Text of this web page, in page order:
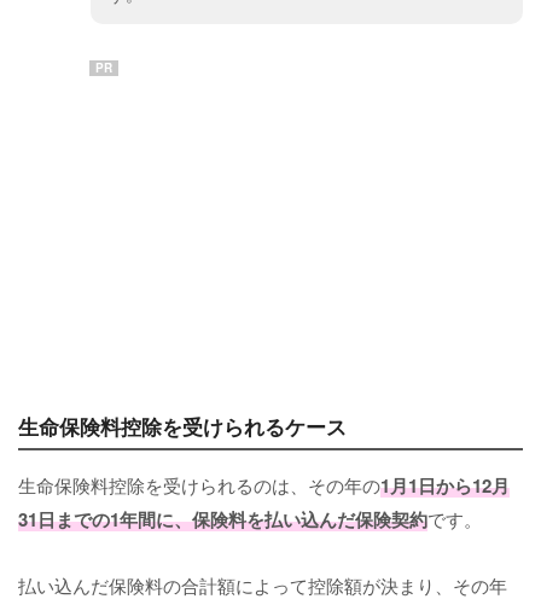
PR
生命保険料控除を受けられるケース
生命保険料控除を受けられるのは、その年の1月1日から12月
31日までの1年間に、保険料を払い込んだ保険契約です。
払い込んだ保険料の合計額によって控除額が決まり、その年